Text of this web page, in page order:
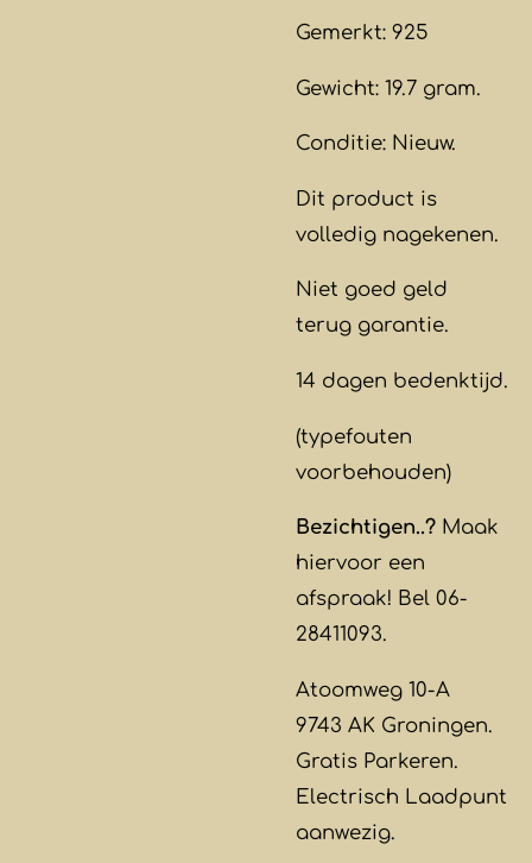
Gemerkt: 925
Gewicht: 19.7 gram.
Conditie: Nieuw.
Dit product is
volledig nagekenen.
Niet goed geld
terug garantie.
14 dagen bedenktijd.
(typefouten
voorbehouden)
Bezichtigen..? Maak
hiervoor een
afspraak! Bel 06-
28411093.
Atoomweg 10-A
9743 AK Groningen.
Gratis Parkeren.
Electrisch Laadpunt
aanwezig.